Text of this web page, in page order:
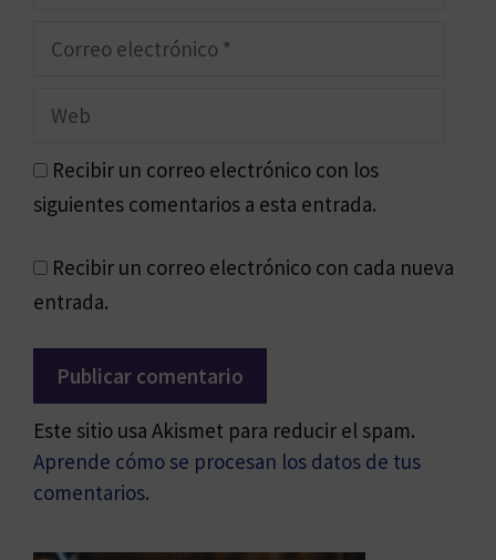
Correo
Web
Recibir un correo electrónico con los
siguientes comentarios a esta entrada.
Recibir un correo electrónico con cada nueva
entrada.
Este sitio usa Akismet para reducir el spam.
Aprende cómo se procesan los datos de tus
comentarios.